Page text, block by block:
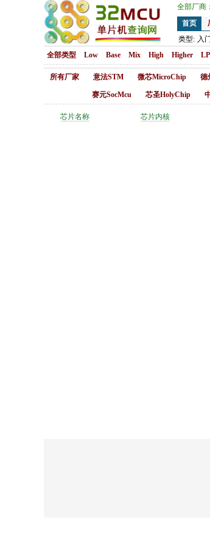
全部厂商：
首页
类型: 入
全部类型
Low Base Mix High Higher
所有厂家 意法STM 微芯MicroChip 德
赛元SocMcu 芯圣HolyChip
芯片名称 芯片内核